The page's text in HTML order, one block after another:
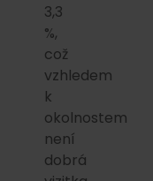
3,3
%,
což
vzhledem
k
okolnostem
není
dobrá